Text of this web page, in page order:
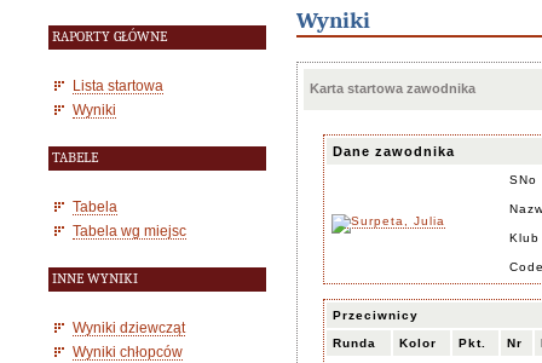
RAPORTY GŁÓWNE
Lista startowa
Wyniki
TABELE
Tabela
Tabela wg miejsc
INNE WYNIKI
Wyniki dziewcząt
Wyniki chłopców
Wyniki
Karta startowa zawodnika
Dane zawodnika
SNo
Klub
Przeciwnicy
Runda Kolor Pkt. Nr